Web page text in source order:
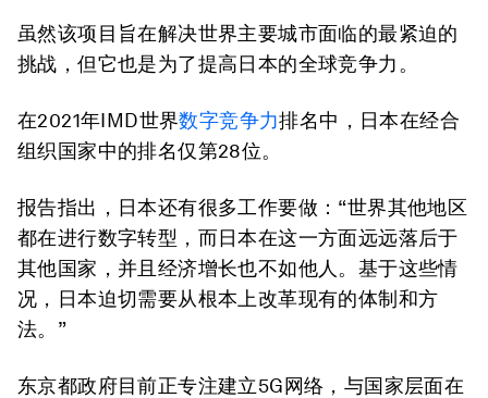
虽然该项目旨在解决世界主要城市面临的最紧迫的
挑战，但它也是为了提高日本的全球竞争力。
在2021年IMD世界数字竞争力排名中，日本在经合
组织国家中的排名仅第28位。
报告指出，日本还有很多工作要做：“世界其他地区
都在进行数字转型，而日本在这一方面远远落后于
其他国家，并且经济增长也不如他人。基于这些情
况，日本迫切需要从根本上改革现有的体制和方
法。”
东京都政府目前正专注建立5G网络，与国家层面在